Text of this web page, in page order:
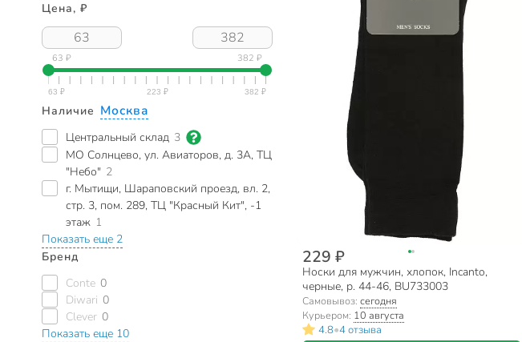
Цена, ₽
63 ₽ 382 ₽
Наличие Москва
Центральный склад 3
МО Солнцево, ул. Авиаторов, д. 3А, ТЦ
"Небо" 2
г. Мытищи, Шараповский проезд, вл. 2,
стр. 3, пом. 289, ТЦ "Красный Кит", -1
этаж 1
Показать еще 2
Бренд
Conte 0
Diwari 0
Clever 0
Показать еще 10
229 ₽
Носки для мужчин, хлопок, Incanto,
черные, р. 44-46, BU733003
Самовывоз: сегодня
Курьером: 10 августа
4.8•4 отзыва